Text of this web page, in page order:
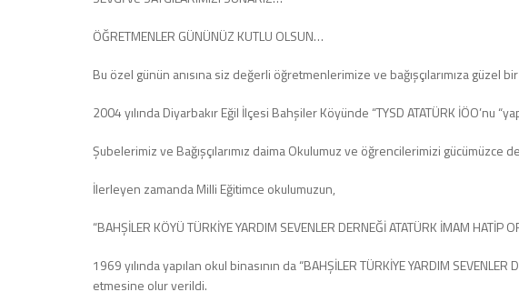
ÖĞRETMENLER GÜNÜNÜZ KUTLU OLSUN…
Bu özel günün anısına siz değerli öğretmenlerimize ve bağışçılarımıza güzel
2004 yılında Diyarbakır Eğil İlçesi Bahşiler Köyünde “TYSD ATATÜRK İÖO’nu
Şubelerimiz ve Bağışçılarımız daima Okulumuz ve öğrencilerimizi gücümüzce
İlerleyen zamanda Milli Eğitimce okulumuzun,
“BAHŞİLER KÖYÜ TÜRKİYE YARDIM SEVENLER DERNEĞİ ATATÜRK İMAM HATİP
1969 yılında yapılan okul binasının da “BAHŞİLER TÜRKİYE YARDIM
etmesine olur verildi.